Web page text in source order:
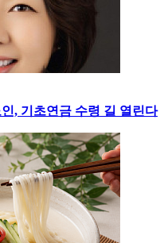
, 기초연금 수령 길 열린다